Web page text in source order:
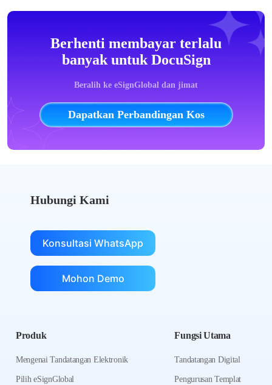
Berhenti membayar terlalu
banyak untuk DocuSign
Beralih ke eSignGlobal dan jimat
Dapatkan Perbandingan Kos
Hubungi Kami
Konsultasi WhatsApp
Mohon Demo
Produk
Mengenai Tandatangan Elektronik
Pilih eSignGlobal
Fungsi Utama
Tandatangan Digital
Pengurusan Templat